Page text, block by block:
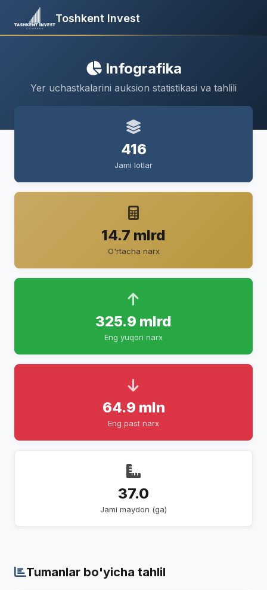
Toshkent Invest
Infografika
Yer uchastkalarini auksion statistikasi va tahlili
416
Jami lotlar
14.7 mlrd
O'rtacha narx
325.9 mlrd
Eng yuqori narx
64.9 mln
Eng past narx
37.0
Jami maydon (ga)
Tumanlar bo'yicha tahlil